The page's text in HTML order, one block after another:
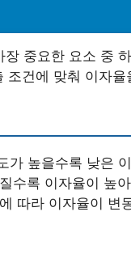
중요한 요소 중
조건에 맞춰 이자
가 높을수록 낮은
수록 이자율이 높
따라 이자율이 변